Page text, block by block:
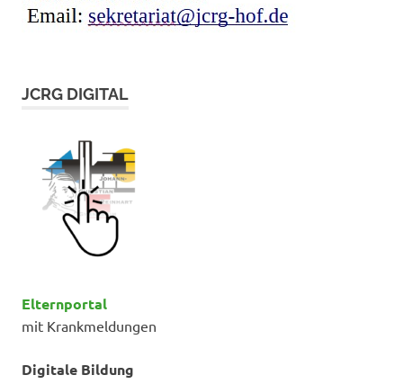
JCRG DIGITAL
Elternportal
mit Krankmeldungen
Digitale Bildung